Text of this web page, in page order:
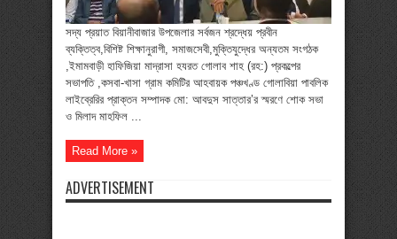
সদ্য প্রয়াত বিয়ানীবাজার উপজেলার সর্বজন শ্রদ্ধেয় প্রবীন
ব্যক্তিত্ব,বিশিষ্ট শিক্ষানুরাগী, সমাজসেবী,মুক্তিযুদ্ধের অন্যতম সংগঠক
,ইমামবাড়ী হাফিজিয়া মাদ্রাসা হযরত গোলাব শাহ (রহ:) প্রকল্পের
সভাপতি ,কসবা-খাসা গ্রাম কমিটির আহবায়ক পঞ্চখণ্ড গোলাবিয়া পাবলিক
লাইব্রেরির প্রাক্তন সম্পাদক মো: আবদুস সাত্তার’র স্মরণে শোক সভা
ও মিলাদ মাহফিল ...
Read More »
ADVERTISEMENT